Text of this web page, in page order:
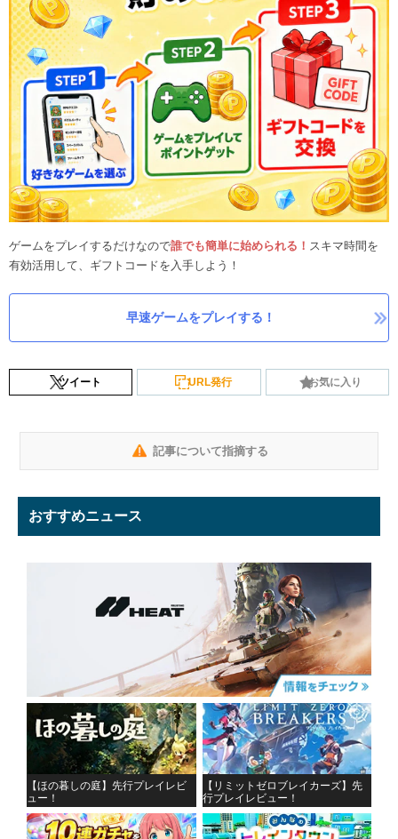
ゲームをプレイするだけなので誰でも簡単に始められる！ スキマ時間を
有効活用して、ギフトコードを入手しよう！
早速ゲームをプレイする！
ツイート URL発行 お気に入り
記事について指摘する
おすすめニュース
【ほの暮しの庭】先行プレイレビ
ュー！
【リミットゼロブレイカーズ】先
行プレイレビュー！